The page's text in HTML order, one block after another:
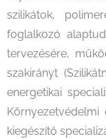
szilikátok,
foglalkozó
tervezésére,
szakirányt
energetikai
kiegészítő